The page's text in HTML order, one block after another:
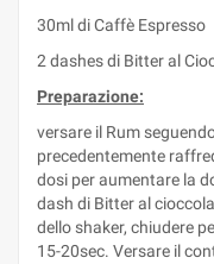
30ml di Caffè Espresso
2 dashes di Bitter al
Preparazione:
versare il Rum
precedentemente
dosi per aumentare la
dash di Bitter al
dello shaker, chiudere
15-20sec. Versare il